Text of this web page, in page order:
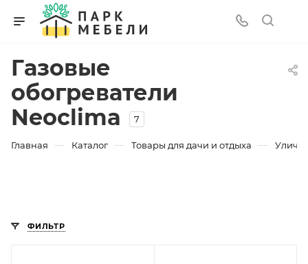
Газовые
обогреватели
Neoclima
7
Главная — Каталог — Товары для дачи и отдыха —
ФИЛЬТР